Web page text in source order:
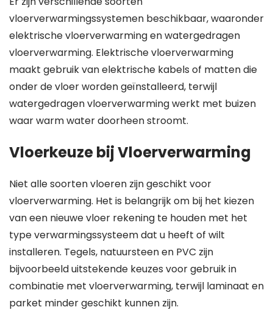
vloerverwarmingssystemen beschikbaar, waaronder
elektrische vloerverwarming en watergedragen
vloerverwarming. Elektrische vloerverwarming
maakt gebruik van elektrische kabels of matten die
onder de vloer worden geïnstalleerd, terwijl
watergedragen vloerverwarming werkt met buizen
waar warm water doorheen stroomt.
Vloerkeuze bij Vloerverwarming
Niet alle soorten vloeren zijn geschikt voor
vloerverwarming. Het is belangrijk om bij het kiezen
van een nieuwe vloer rekening te houden met het
type verwarmingssysteem dat u heeft of wilt
installeren. Tegels, natuursteen en PVC zijn
bijvoorbeeld uitstekende keuzes voor gebruik in
combinatie met vloerverwarming, terwijl laminaat en
parket minder geschikt kunnen zijn.